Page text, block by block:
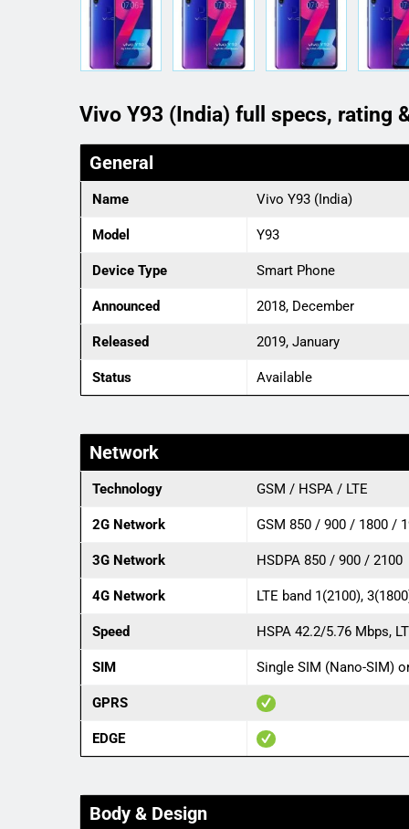
Vivo Y93 (India) full specs, rating
General
Name Vivo Y93 (India)
Model Y93
Device Type Smart Phone
Announced 2018, December
Released 2019, January
Status Available
Network
Technology GSM / HSPA / LTE
2G Network GSM 850 / 900 / 1800 /
3G Network HSDPA 850 / 900 / 2100
4G Network LTE band 1(2100),
Speed HSPA 42.2/5.76 Mbps,
SIM Single SIM (Nano-SIM)
GPRS
EDGE
Body & Design